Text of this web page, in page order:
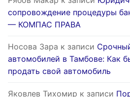
сопровождение процедуры
— КОМПАС ПРАВА
Носова Зара к записи
автомобилей в Тамбове: Как
продать свой автомобиль
Яковлев Тихомир к записи